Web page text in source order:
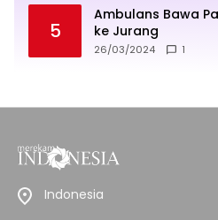
5
Ambulans Bawa
ke Jurang
26/03/2024 1
Indonesia